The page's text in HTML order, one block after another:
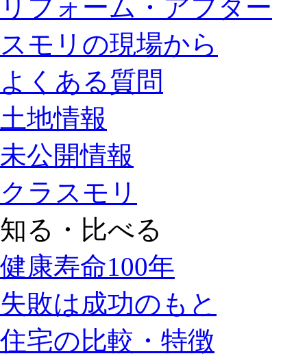
リフォーム・アフター
スモリの現場から
よくある質問
土地情報
未公開情報
クラスモリ
知る・比べる
健康寿命100年
失敗は成功のもと
住宅の比較・特徴